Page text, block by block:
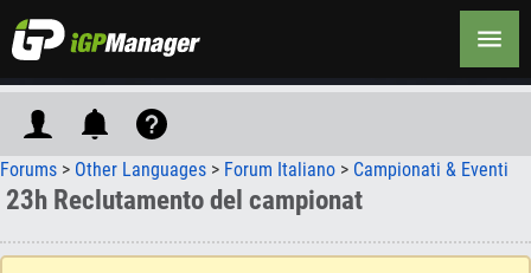
Forums > Other Languages > Forum Italiano > Campionati & Eventi
23h Reclutamento del campionat